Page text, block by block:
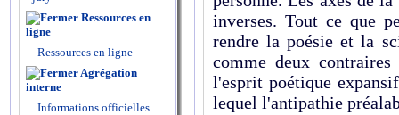
Ressources en
ligne
Ressources en ligne
Agrégation
interne
Informations officielles
inverses. Tout ce que
rendre la poésie et la
comme deux
l'esprit poétique
lequel l'antipathie